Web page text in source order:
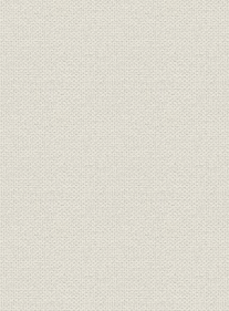
善次郎 [明治5年
れた日本橋小舟町の
」
[慶応2年
行 [明治9年